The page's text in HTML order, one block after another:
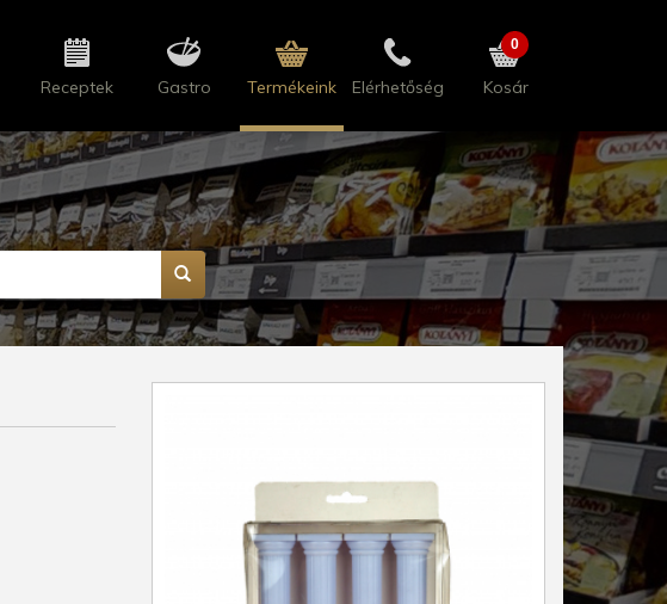
Receptek Gastro Termékeink Elérhetőség Kosár
0